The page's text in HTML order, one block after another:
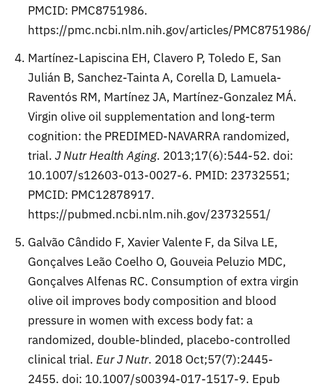
PMCID: PMC8751986.
https://pmc.ncbi.nlm.nih.gov/articles/PMC8751986/
Martínez-Lapiscina EH, Clavero P, Toledo E, San
Julián B, Sanchez-Tainta A, Corella D, Lamuela-
Raventós RM, Martínez JA, Martínez-Gonzalez MÁ.
Virgin olive oil supplementation and long-term
cognition: the PREDIMED-NAVARRA randomized,
trial. J Nutr Health Aging. 2013;17(6):544-52. doi:
10.1007/s12603-013-0027-6. PMID: 23732551;
PMCID: PMC12878917.
https://pubmed.ncbi.nlm.nih.gov/23732551/
Galvão Cândido F, Xavier Valente F, da Silva LE,
Gonçalves Leão Coelho O, Gouveia Peluzio MDC,
Gonçalves Alfenas RC. Consumption of extra virgin
olive oil improves body composition and blood
pressure in women with excess body fat: a
randomized, double-blinded, placebo-controlled
clinical trial. Eur J Nutr. 2018 Oct;57(7):2445-
2455. doi: 10.1007/s00394-017-1517-9. Epub